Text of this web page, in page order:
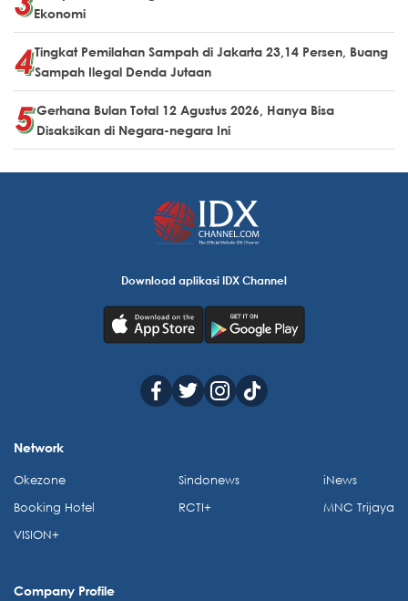
Ekonomi
Tingkat Pemilahan Sampah di Jakarta 23,14 Persen, Buang
Sampah Ilegal Denda Jutaan
Gerhana Bulan Total 12 Agustus 2026, Hanya Bisa
Disaksikan di Negara-negara Ini
Download aplikasi IDX Channel
Network
Okezone
Booking Hotel
VISION+
Sindonews
RCTI+
iNews
MNC Trijaya
Company Profile